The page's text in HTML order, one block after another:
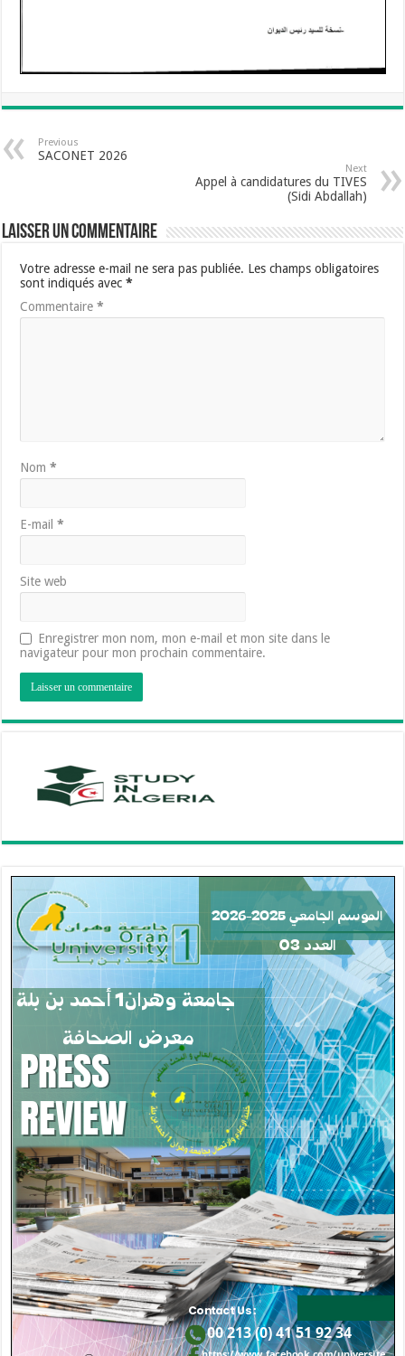
Previous
SACONET 2026
Next
Appel à candidatures du TIVES
(Sidi Abdallah)
Laisser un commentaire
Votre adresse e-mail ne sera pas publiée. Les champs obligatoires
sont indiqués avec*
Commentaire*
Nom*
E-mail*
Site web
Enregistrer mon nom, mon e-mail et mon site dans le
navigateur pour mon prochain commentaire.